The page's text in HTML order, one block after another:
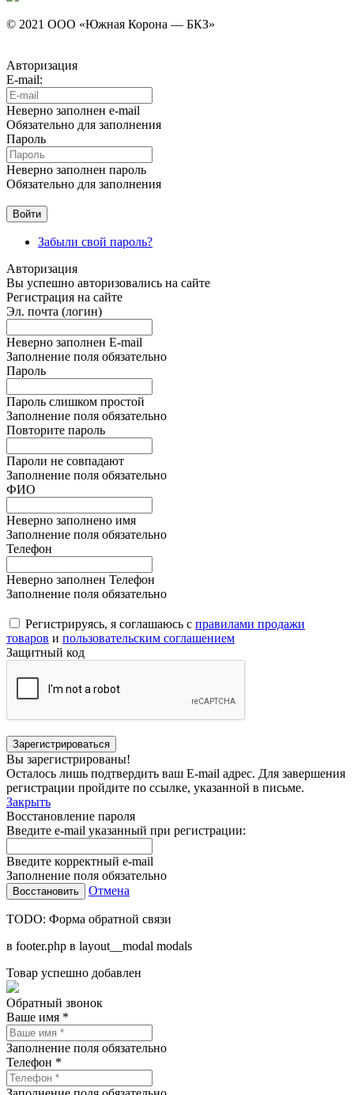
© 2021 ООО «Южная Корона — БКЗ»
Авторизация
E-mail:
Неверно заполнен e-mail
Обязательно для заполнения
Пароль
Неверно заполнен пароль
Обязательно для заполнения
Забыли свой пароль?
Авторизация
Вы успешно авторизовались на сайте
Регистрация на сайте
Эл. почта (логин)
Неверно заполнен E-mail
Заполнение поля обязательно
Пароль
Пароль слишком простой
Заполнение поля обязательно
Повторите пароль
Пароли не совпадают
Заполнение поля обязательно
ФИО
Неверно заполнено имя
Заполнение поля обязательно
Телефон
Неверно заполнен Телефон
Заполнение поля обязательно
Регистрируясь, я соглашаюсь с правилами продажи
товаров и пользовательским соглашением
Защитный код
Вы зарегистрированы!
Осталось лишь подтвердить ваш E-mail адрес. Для завершения
регистрации пройдите по ссылке, указанной в письме.
Закрыть
Восстановление пароля
Введите e-mail указанный при регистрации:
Введите корректный e-mail
Заполнение поля обязательно
Отмена
TODO: Форма обратной связи
в footer.php в layout__modal modals
Товар успешно добавлен
Обратный звонок
Ваше имя *
Заполнение поля обязательно
Телефон *